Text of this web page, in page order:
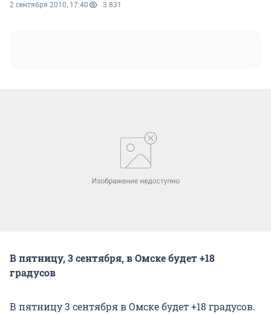
2 сентября 2010, 17:40 3 831
В пятницу, 3 сентября, в Омске будет +18
градусов
В пятницу 3 сентября в Омске будет +18 градусов.